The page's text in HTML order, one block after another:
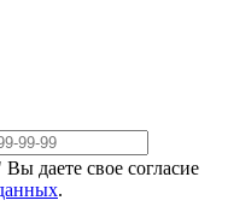
даете свое согласие
.